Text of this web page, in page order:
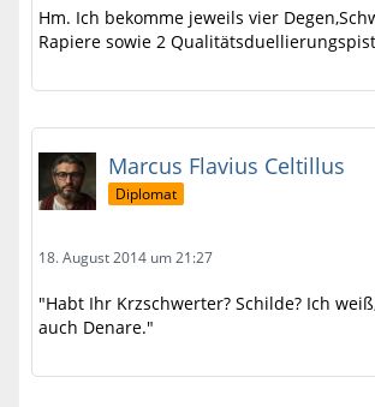
Hm. Ich bekomme jeweils vier
Rapiere sowie 2
Marcus Flavius Celtillus
Diplomat
18. August 2014 um 21:27
"Habt Ihr Krzschwerter? Schilde? Ich
auch Denare."